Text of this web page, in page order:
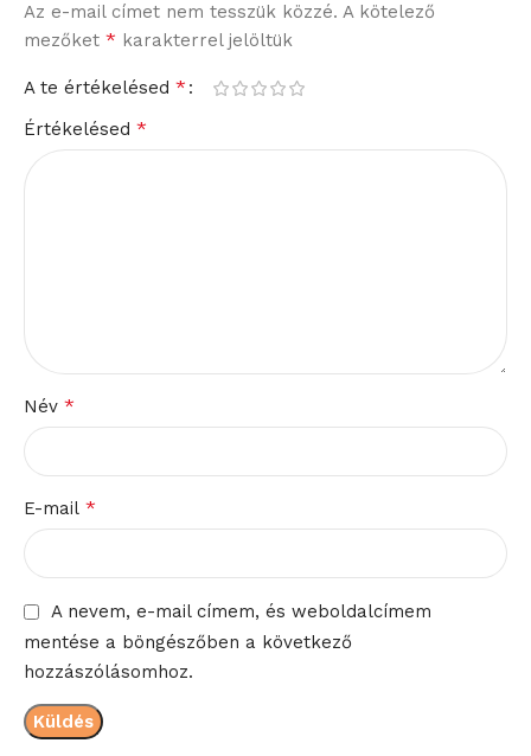
Az e-mail címet nem tesszük közzé. A kötelező
mezőket * karakterrel jelöltük
A te értékelésed *
Értékelésed *
Név *
E-mail *
A nevem, e-mail címem, és weboldalcímem
mentése a böngészőben a következő
hozzászólásomhoz.